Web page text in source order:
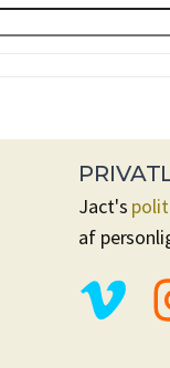
Jact's
af